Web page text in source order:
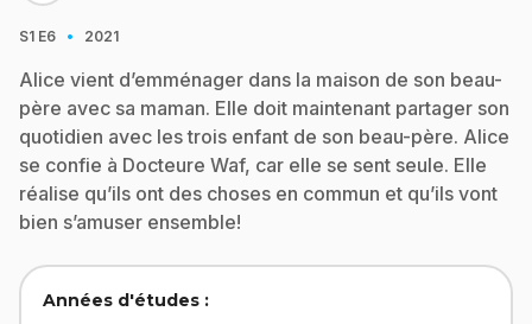
S1 E6 · 2021
Alice vient d’emménager dans la maison de son beau-
père avec sa maman. Elle doit maintenant partager son
quotidien avec les trois enfant de son beau-père. Alice
se confie à Docteure Waf, car elle se sent seule. Elle
réalise qu’ils ont des choses en commun et qu’ils vont
bien s’amuser ensemble!
Années d'études :